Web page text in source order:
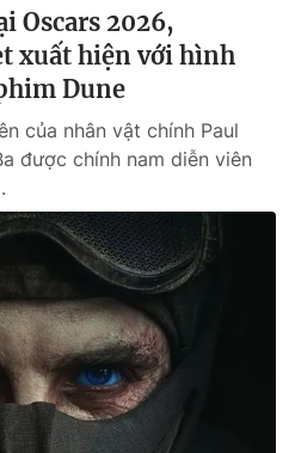
Oscars 2026,
xuất hiện với hình
Dune
của nhân vật chính Paul
được chính nam diễn viên